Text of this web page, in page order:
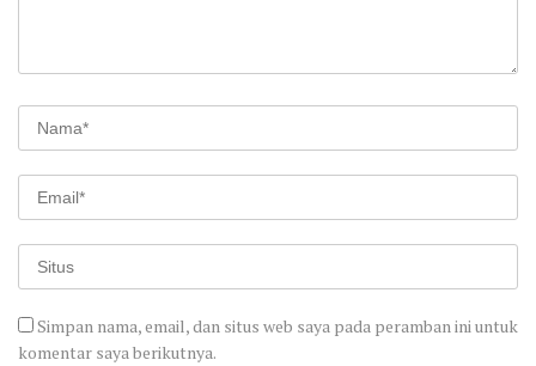
Simpan nama, email, dan situs web saya pada peramban ini untuk
komentar saya berikutnya.